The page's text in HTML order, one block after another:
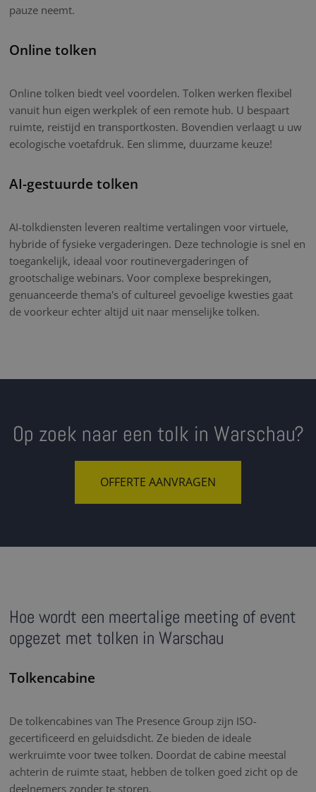
pauze neemt.
Online tolken
Online tolken biedt veel voordelen. Tolken werken flexibel
vanuit hun eigen werkplek of een remote hub. U bespaart
ruimte, reistijd en transportkosten. Bovendien verlaagt u uw
ecologische voetafdruk. Een slimme, duurzame keuze!
AI-gestuurde tolken
AI-tolkdiensten leveren realtime vertalingen voor virtuele,
hybride of fysieke vergaderingen. Deze technologie is snel en
toegankelijk, ideaal voor routinevergaderingen of
grootschalige webinars. Voor complexe besprekingen,
genuanceerde thema's of cultureel gevoelige kwesties gaat
de voorkeur echter altijd uit naar menselijke tolken.
Op zoek naar een tolk in Warschau?
OFFERTE AANVRAGEN
Hoe wordt een meertalige meeting of event
opgezet met tolken in Warschau
Tolkencabine
De tolkencabines van The Presence Group zijn ISO-
gecertificeerd en geluidsdicht. Ze bieden de ideale
werkruimte voor twee tolken. Doordat de cabine meestal
achterin de ruimte staat, hebben de tolken goed zicht op de
deelnemers zonder te storen.